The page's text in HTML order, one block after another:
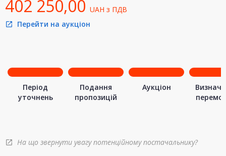
402 250,00 UAH з ПДВ
open_in_new Перейти на аукціон
Період
уточнень
Подання
пропозицій
Аукціон
open_in_new На що звернути увагу потенційному постачальнику?